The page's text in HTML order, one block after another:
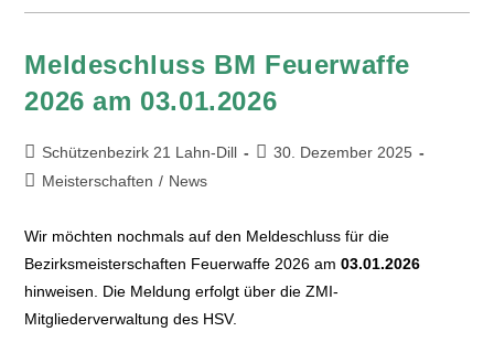
Meldeschluss BM Feuerwaffe
2026 am 03.01.2026
Schützenbezirk 21 Lahn-Dill
30. Dezember 2025
Meisterschaften / News
Wir möchten nochmals auf den Meldeschluss für die
Bezirksmeisterschaften Feuerwaffe 2026 am03.01.2026
hinweisen. Die Meldung erfolgt über die ZMI-
Mitgliederverwaltung des HSV.